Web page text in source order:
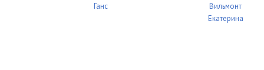
04:20
Ганс
Вильмонт
Екатерина